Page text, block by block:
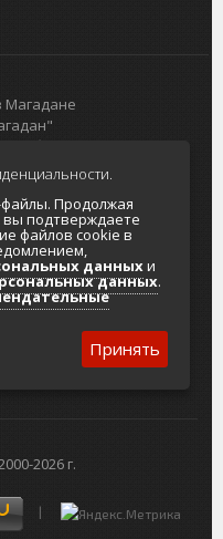
Магадане
объявлений
портал
обработки
данных
персональных
2026 г.
Продолжая
вы подтверждаете
файлов cookie в
данныхи
данных.
Принять